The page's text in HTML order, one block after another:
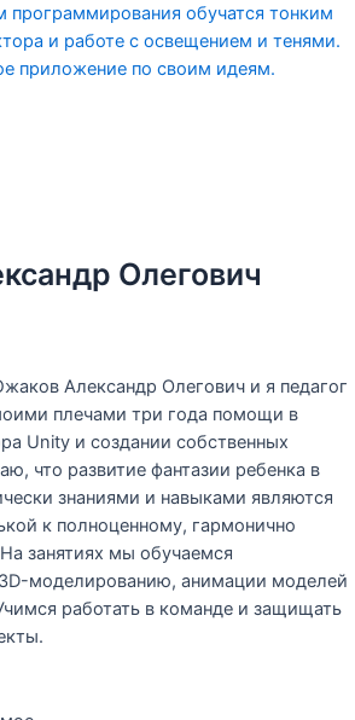
обучатся тонким
и работе с освещением и тенями.
приложение по своим идеям.
Олегович
Александр Олегович и я педагог
плечами три года помощи в
Unity и создании собственных
что развитие фантазии ребенка в
знаниями и навыками являются
к полноценному, гармонично
занятиях мы обучаемся
моделированию, анимации моделей
работать в команде и защищать